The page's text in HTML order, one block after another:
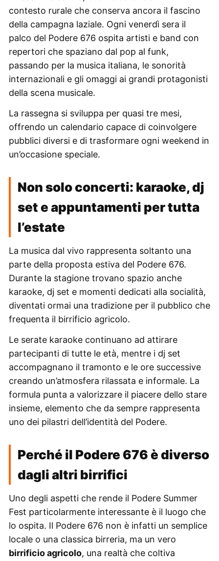
contesto rurale che conserva ancora il fascino
della campagna laziale. Ogni venerdì sera il
palco del Podere 676 ospita artisti e band con
repertori che spaziano dal pop al funk,
passando per la musica italiana, le sonorità
internazionali e gli omaggi ai grandi protagonisti
della scena musicale.
La rassegna si sviluppa per quasi tre mesi,
offrendo un calendario capace di coinvolgere
pubblici diversi e di trasformare ogni weekend in
un’occasione speciale.
Non solo concerti: karaoke, dj
set e appuntamenti per tutta
l’estate
La musica dal vivo rappresenta soltanto una
parte della proposta estiva del Podere 676.
Durante la stagione trovano spazio anche
karaoke, dj set e momenti dedicati alla socialità,
diventati ormai una tradizione per il pubblico che
frequenta il birrificio agricolo.
Le serate karaoke continuano ad attirare
partecipanti di tutte le età, mentre i dj set
accompagnano il tramonto e le ore successive
creando un’atmosfera rilassata e informale. La
formula punta a valorizzare il piacere dello stare
insieme, elemento che da sempre rappresenta
uno dei pilastri dell’identità del Podere.
Perché il Podere 676 è diverso
dagli altri birrifici
Uno degli aspetti che rende il Podere Summer
Fest particolarmente interessante è il luogo che
lo ospita. Il Podere 676 non è infatti un semplice
locale o una classica birreria, ma un vero
birrificio agricolo, una realtà che coltiva